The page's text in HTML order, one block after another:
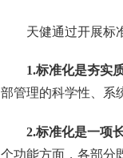
天健通过开展标
1.标准化是夯实
部管理的科学性、系
2.标准化是一项
个功能方面，各部分